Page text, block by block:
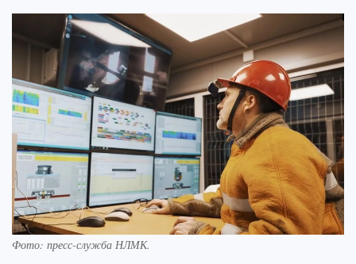
Фото: пресс-служба НЛМК.